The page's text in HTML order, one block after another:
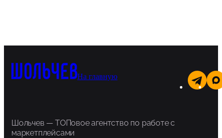
На главную
Шольчев — ТОПовое агентство по работе с
маркетплейсами